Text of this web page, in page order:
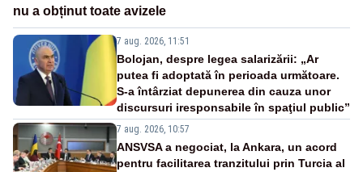
nu a obținut toate avizele
7 aug. 2026, 11:51
Bolojan, despre legea salarizării: „Ar
putea fi adoptată în perioada următoare.
S-a întârziat depunerea din cauza unor
discursuri iresponsabile în spaţiul public”
7 aug. 2026, 10:57
ANSVSA a negociat, la Ankara, un acord
pentru facilitarea tranzitului prin Turcia al